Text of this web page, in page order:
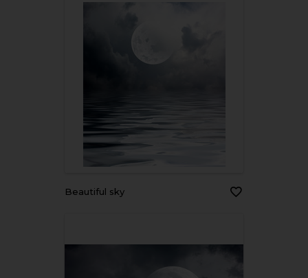
beautiful sky